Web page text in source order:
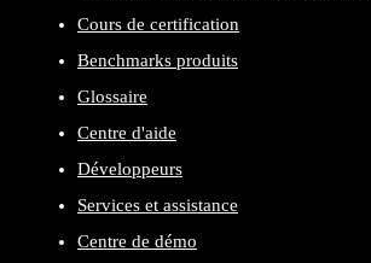
Cours de certification
Benchmarks produits
Glossaire
Centre d'aide
Développeurs
Services et assistance
Centre de démo